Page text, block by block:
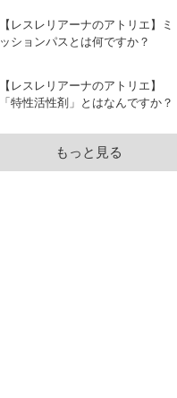
【レスレリアーナのアトリエ】ミ
ッションパスとは何ですか？
【レスレリアーナのアトリエ】
「特性活性剤」とはなんですか？
もっと見る